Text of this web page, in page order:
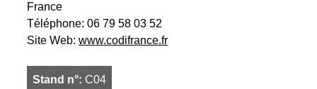
France
Téléphone: 06 79 58 03 52
Site Web: www.codifrance.fr
Stand n°: C04